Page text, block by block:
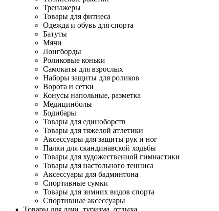
Тренажеры
Товары для фитнеса
Одежда и обувь для спорта
Батуты
Мячи
Лонгборды
Роликовые коньки
Самокаты для взрослых
Наборы защиты для роликов
Ворота и сетки
Конусы напольные, разметка
Медицинболы
Бодибары
Товары для единоборств
Товары для тяжелой атлетики
Аксессуары для защиты рук и ног
Палки для скандинавской ходьбы
Товары для художественной гимнастики
Товары для настольного тенниса
Аксессуары для бадминтона
Спортивные сумки
Товары для зимних видов спорта
Спортивные аксессуары
Товары для дачи, туризма, отдыха